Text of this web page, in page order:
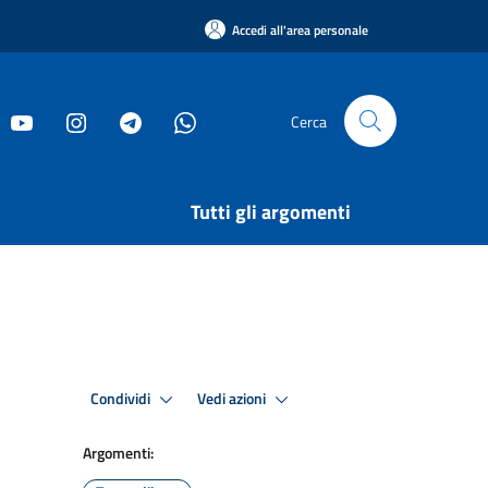
Accedi all'area personale
Cerca
Tutti gli argomenti
Condividi Vedi azioni
Argomenti: